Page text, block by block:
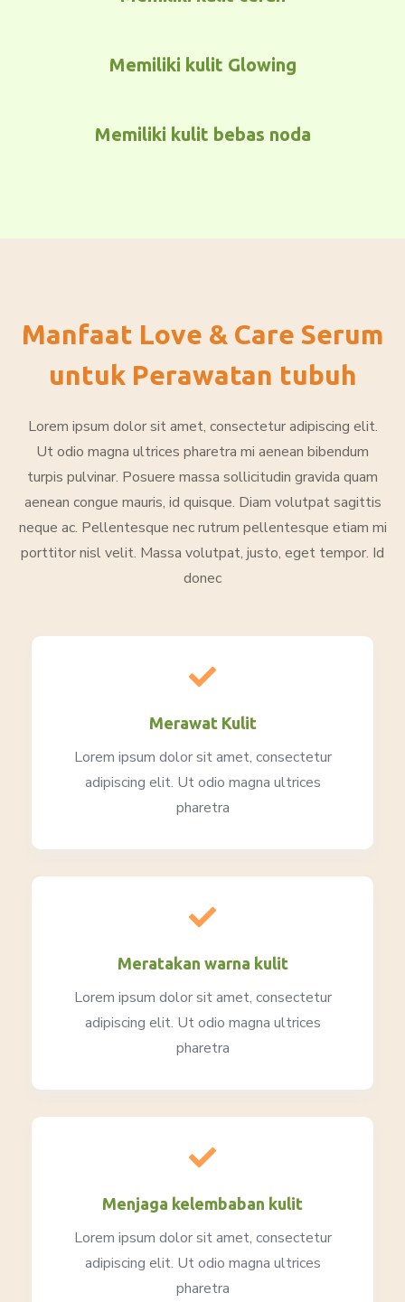
Memiliki kulit Glowing
Memiliki kulit bebas noda
Manfaat Love & Care Serum
untuk Perawatan tubuh
Lorem ipsum dolor sit amet, consectetur adipiscing elit.
Ut odio magna ultrices pharetra mi aenean bibendum
turpis pulvinar. Posuere massa sollicitudin gravida quam
aenean congue mauris, id quisque. Diam volutpat sagittis
neque ac. Pellentesque nec rutrum pellentesque etiam mi
porttitor nisl velit. Massa volutpat, justo, eget tempor. Id
donec
Merawat Kulit
Lorem ipsum dolor sit amet, consectetur
adipiscing elit. Ut odio magna ultrices
pharetra
Meratakan warna kulit
Lorem ipsum dolor sit amet, consectetur
adipiscing elit. Ut odio magna ultrices
pharetra
Menjaga kelembaban kulit
Lorem ipsum dolor sit amet, consectetur
adipiscing elit. Ut odio magna ultrices
pharetra